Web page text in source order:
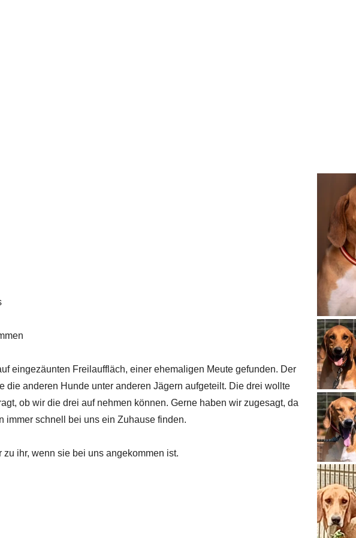
eingezäunten Freilauffläch, einer ehemaligen Meute gefunden. Der
die anderen Hunde unter anderen Jägern aufgeteilt. Die drei wollte
ob wir die drei auf nehmen können. Gerne haben wir zugesagt, da
immer schnell bei uns ein Zuhause finden.
ihr, wenn sie bei uns angekommen ist.